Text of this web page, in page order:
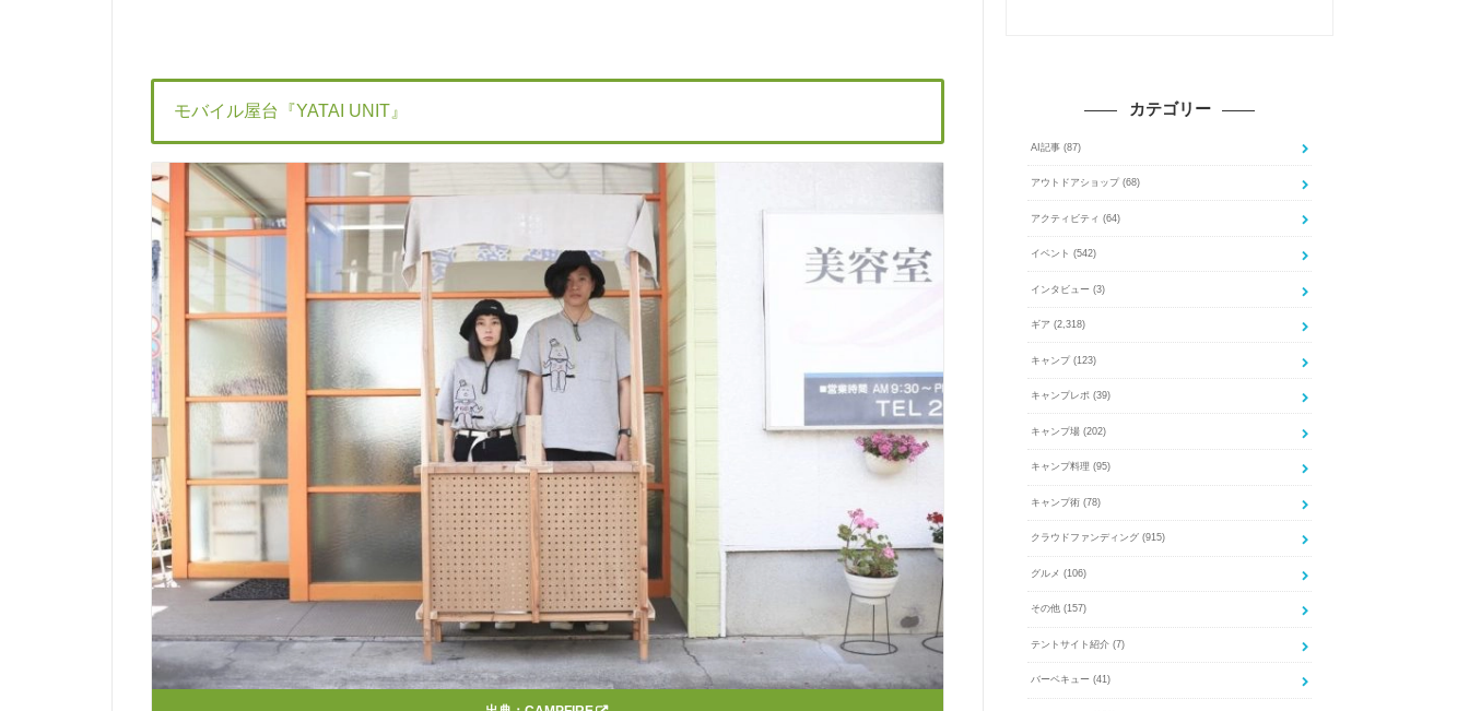
モバイル屋台『YATAI UNIT』 カテゴリー
AI記事 (87)
アウトドアショップ (68)
アクティビティ (64)
イベント (542)
インタビュー (3)
ギア (2,318)
キャンプ (123)
キャンプレポ (39)
キャンプ場 (202)
キャンプ料理 (95)
キャンプ術 (78)
クラウドファンディング (915)
グルメ (106)
その他 (157)
テントサイト紹介 (7)
バーベキュー (41)